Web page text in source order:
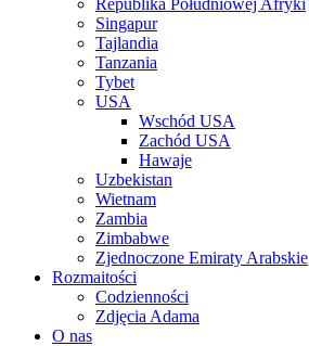
Republika Południowej Afryki
Singapur
Tajlandia
Tanzania
Tybet
USA
Wschód USA
Zachód USA
Hawaje
Uzbekistan
Wietnam
Zambia
Zimbabwe
Zjednoczone Emiraty Arabskie
Rozmaitości
Codzienności
Zdjęcia Adama
O nas